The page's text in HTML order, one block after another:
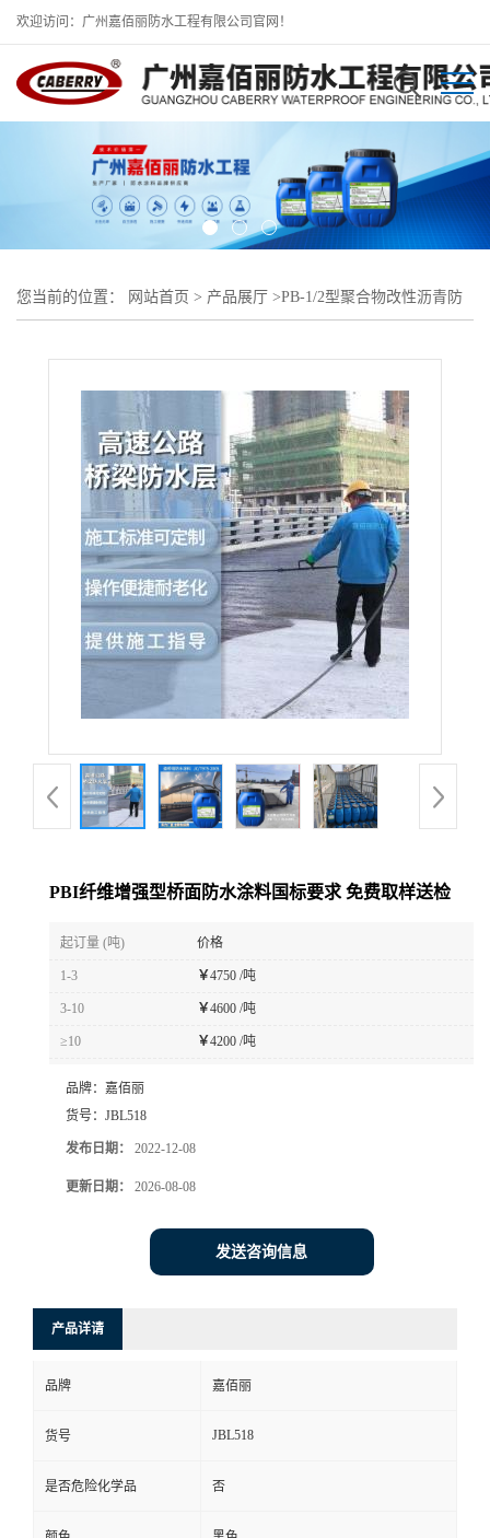
欢迎访问：广州嘉佰丽防水工程有限公司官网！
您当前的位置： 网站首页 > 产品展厅 >PB-1/2型聚合物改性沥青防
PBI纤维增强型桥面防水涂料国标要求 免费取样送检
起订量 (吨) 价格
1-3 ￥4750 /吨
3-10 ￥4600 /吨
≥10 ￥4200 /吨
品牌： 嘉佰丽
货号： JBL518
发布日期： 2022-12-08
更新日期： 2026-08-08
发送咨询信息
产品详请
品牌 嘉佰丽
货号 JBL518
是否危险化学品 否